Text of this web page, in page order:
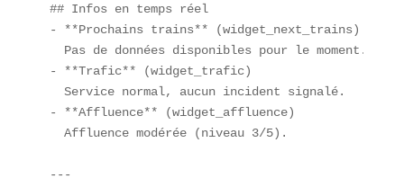
## Infos en temps réel
- **Prochains trains** (widget_next_trains)
  Pas de données disponibles pour le moment.
- **Trafic** (widget_trafic)
  Service normal, aucun incident signalé.
- **Affluence** (widget_affluence)
  Affluence modérée (niveau 3/5).
---